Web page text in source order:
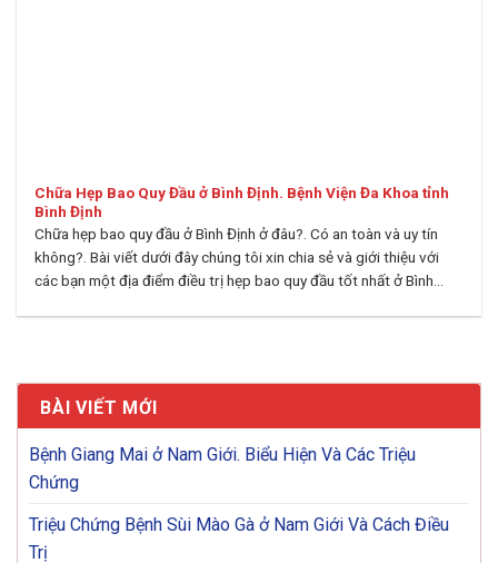
Chữa Hẹp Bao Quy Đầu ở Bình Định. Bệnh Viện Đa Khoa tỉnh
Bình Định
Chữa hẹp bao quy đầu ở Bình Định ở đâu?. Có an toàn và uy tín
không?. Bài viết dưới đây chúng tôi xin chia sẻ và giới thiệu với
các bạn một địa điểm điều trị hẹp bao quy đầu tốt nhất ở Bình...
BÀI VIẾT MỚI
Bệnh Giang Mai ở Nam Giới. Biểu Hiện Và Các Triệu
Chứng
Triệu Chứng Bệnh Sùi Mào Gà ở Nam Giới Và Cách Điều
Trị